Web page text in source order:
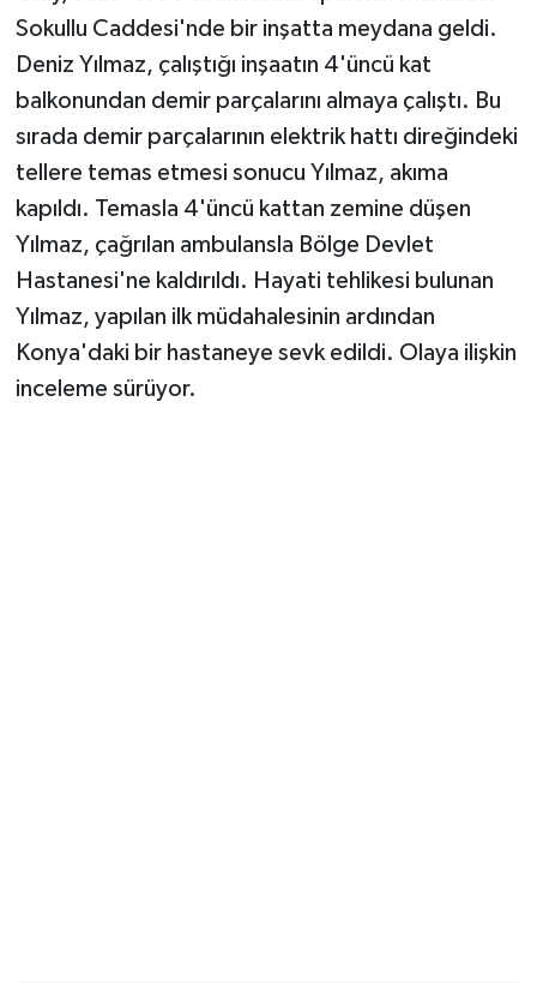
Sokullu Caddesi'nde bir inşatta meydana geldi.
Deniz Yılmaz, çalıştığı inşaatın 4'üncü kat
balkonundan demir parçalarını almaya çalıştı. Bu
sırada demir parçalarının elektrik hattı direğindeki
tellere temas etmesi sonucu Yılmaz, akıma
kapıldı. Temasla 4'üncü kattan zemine düşen
Yılmaz, çağrılan ambulansla Bölge Devlet
Hastanesi'ne kaldırıldı. Hayati tehlikesi bulunan
Yılmaz, yapılan ilk müdahalesinin ardından
Konya'daki bir hastaneye sevk edildi. Olaya ilişkin
inceleme sürüyor.
Sonsöz Özel
Vasıta
Yaşam